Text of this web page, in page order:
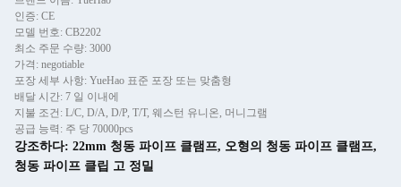
인증: CE
모델 번호: CB2202
최소 주문 수량: 3000
가격: negotiable
포장 세부 사항: YueHao 표준 포장 또는 맞춤형
배달 시간: 7 일 이내에
지불 조건: L/C, D/A, D/P, T/T, 웨스턴 유니온, 머니그램
공급 능력: 주 당 70000pcs
강조하다: 22mm 청동 파이프 클램프, 오형의 청동 파이프 클램프,
청동 파이프 클립 고 정밀